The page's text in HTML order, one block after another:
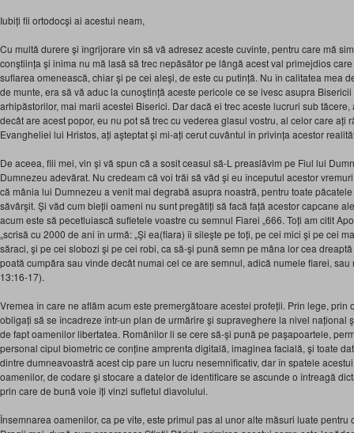
Iubiți fii ortodocşi ai acestui neam,
Cu multă durere şi îngrijorare vin să vă adresez aceste cuvinte, pentru care mă
conştiința şi inima nu mă lasă să trec nepăsător pe lângă acest val primejdios
suflarea omenească, chiar şi pe cei aleşi, de este cu putință. Nu în calitatea mea
de munte, era să vă aduc la cunoştință aceste pericole ce se ivesc asupra
arhipăstorilor, mai marii acestei Biserici. Dar dacă ei trec aceste lucruri sub
decât are acest popor, eu nu pot să trec cu vederea glasul vostru, al celor care ați
Evangheliei lui Hristos, ați aşteptat şi mi-ați cerut cuvântul în privința acestor
De aceea, fiii mei, vin şi vă spun că a sosit ceasul să-L preaslăvim pe Fiul lui
Dumnezeu adevărat. Nu credeam că voi trăi să văd şi eu începutul acestor
că mânia lui Dumnezeu a venit mai degrabă asupra noastră, pentru toate
săvârşit. Şi văd cum bieții oameni nu sunt pregătiți să facă față acestor capcane
acum este să pecetluiască sufletele voastre cu semnul Fiarei „666. Toți am citit
„scrisă cu 2000 de ani în urmă: „Şi ea(fiara) îi sileşte pe toți, pe cei mici şi pe cei
săraci, şi pe cei slobozi şi pe cei robi, ca să-şi pună semn pe mâna lor cea
poată cumpăra sau vinde decât numai cel ce are semnul, adică numele fiarei,
13:16-17).
Vremea în care ne aflăm acum este premergătoare acestei profeții. Prin lege, prin
obligați să se încadreze într-un plan de urmărire şi supraveghere la nivel național
de fapt oamenilor libertatea. Românilor li se cere să-şi pună pe paşapoartele,
personal cipul biometric ce conține amprenta digitală, imaginea facială, şi toate
dintre dumneavoastră acest cip pare un lucru nesemnificativ, dar în spatele
oamenilor, de codare şi stocare a datelor de identificare se ascunde o întreagă
prin care de bună voie îți vinzi sufletul diavolului.
Însemnarea oamenilor, ca pe vite, este primul pas al unor alte măsuri luate